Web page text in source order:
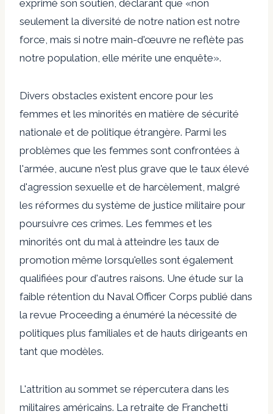
exprimé son soutien, déclarant que «non
seulement la diversité de notre nation est notre
force, mais si notre main-d'œuvre ne reflète pas
notre population, elle mérite une enquête».
Divers obstacles existent encore pour les
femmes et les minorités en matière de sécurité
nationale et de politique étrangère. Parmi les
problèmes que les femmes sont confrontées à
l'armée, aucune n'est plus grave que le taux élevé
d'agression sexuelle et de harcèlement, malgré
les réformes du système de justice militaire pour
poursuivre ces crimes. Les femmes et les
minorités ont du mal à atteindre les taux de
promotion même lorsqu'elles sont également
qualifiées pour d'autres raisons. Une étude sur la
faible rétention du Naval Officer Corps publié dans
la revue Proceeding a énuméré la nécessité de
politiques plus familiales et de hauts dirigeants en
tant que modèles.
L'attrition au sommet se répercutera dans les
militaires américains. La retraite de Franchetti